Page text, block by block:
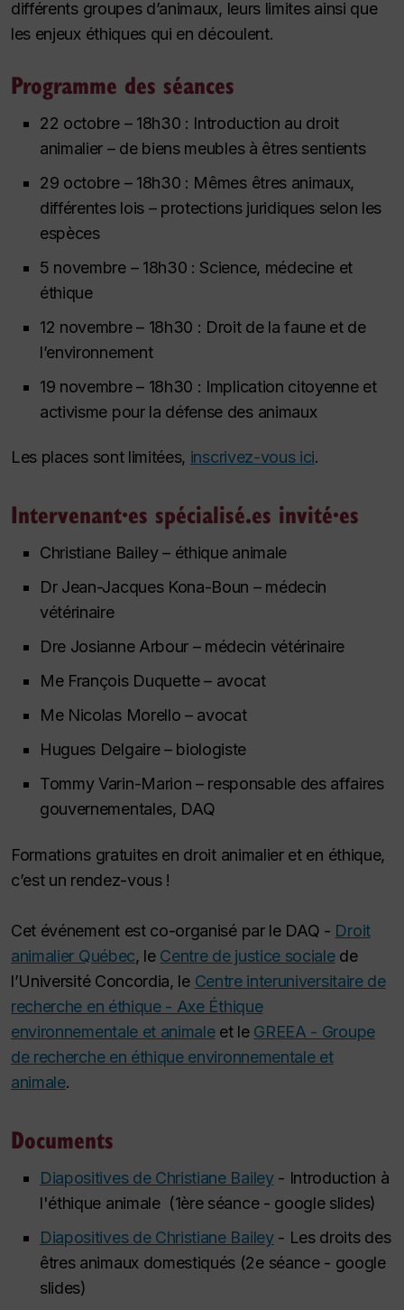
différents groupes d’animaux, leurs limites ainsi que
les enjeux éthiques qui en découlent.
Programme des séances
22 octobre – 18h30 : Introduction au droit
animalier – de biens meubles à êtres sentients
29 octobre – 18h30 : Mêmes êtres animaux,
différentes lois– protections juridiques selon les
espèces
5 novembre – 18h30 : Science, médecine et
éthique
12 novembre – 18h30 : Droit de la faune et de
l’environnement
19 novembre – 18h30 : Implication citoyenne et
activisme pour la défense des animaux
Les places sont limitées, inscrivez-vous ici.
Intervenant·es spécialisé.es invité·es
Christiane Bailey – éthique animale
Dr Jean-Jacques Kona-Boun – médecin
vétérinaire
Dre Josianne Arbour – médecin vétérinaire
Me François Duquette – avocat
Me Nicolas Morello – avocat
Hugues Delgaire – biologiste
Tommy Varin-Marion – responsable des affaires
gouvernementales, DAQ
Formations gratuites en droit animalier et en éthique,
c’est un rendez-vous !
Cet événement est co-organisé par le DAQ - Droit
animalier Québec, le Centre de justice socialede
l’Université Concordia, le Centre interuniversitaire de
recherche en éthique - Axe Éthique
environnementale et animaleet le GREEA - Groupe
de recherche en éthique environnementale et
animale.
Documents
Diapositives de Christiane Bailey- Introduction à
l'éthique animale (1ère séance - google slides)
Diapositives de Christiane Bailey- Les droits des
êtres animaux domestiqués (2e séance - google
slides)